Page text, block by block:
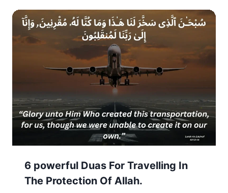
6 powerful Duas For Travelling In
The Protection Of Allah.